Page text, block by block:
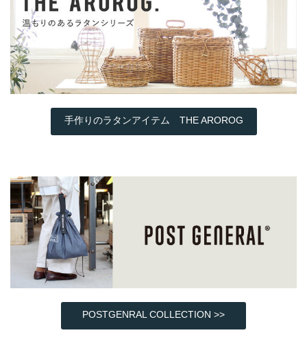
手作りのラタンアイテム THE AROROG
POSTGENRAL COLLECTION >>